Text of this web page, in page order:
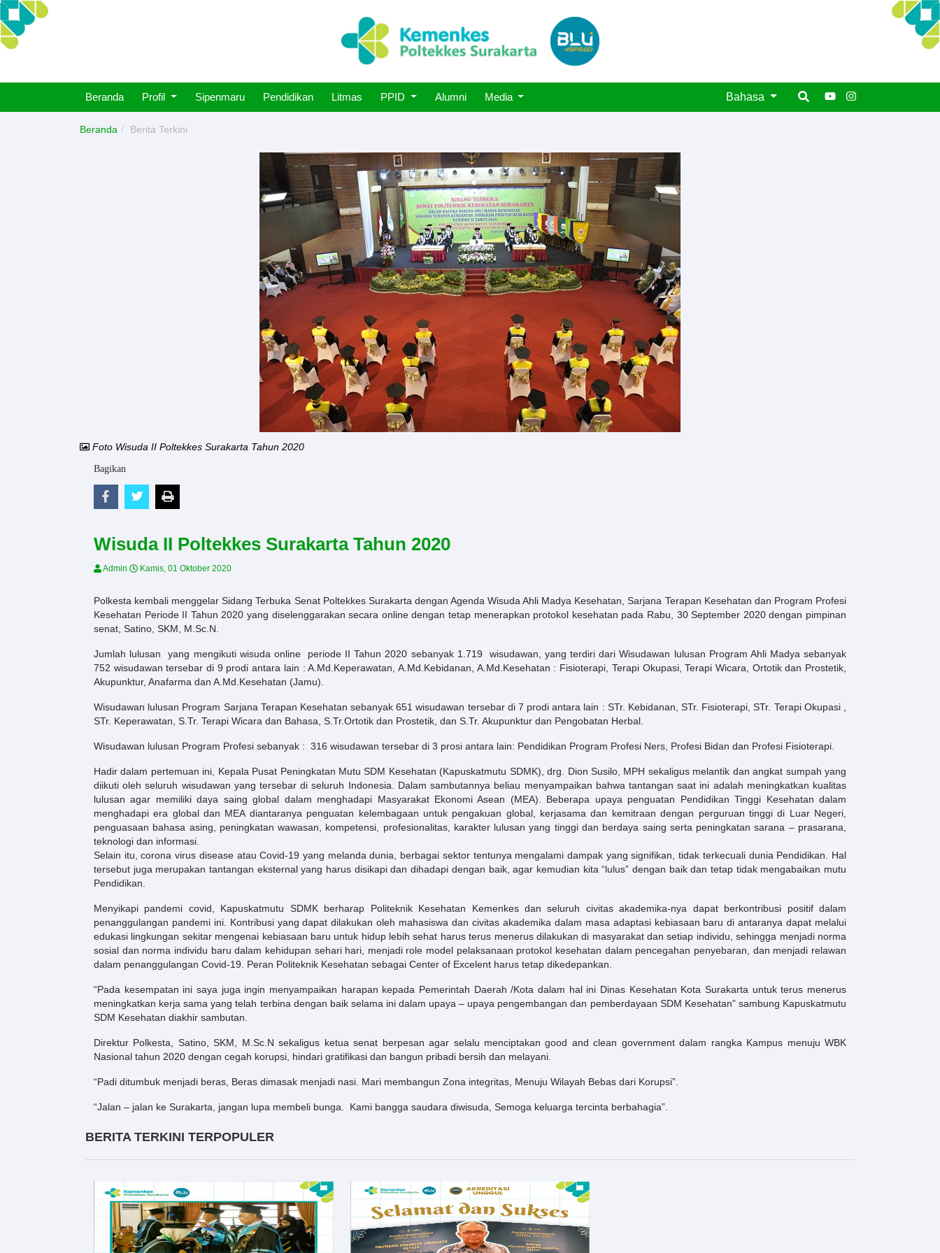
Beranda Profil Sipenmaru Pendidikan Litmas PPID Alumni Media Bahasa
Beranda Berita Terkini
Foto Wisuda II Poltekkes Surakarta Tahun 2020
Bagikan
Wisuda II Poltekkes Surakarta Tahun 2020
Admin Kamis, 01 Oktober 2020
Polkesta kembali menggelar Sidang Terbuka Senat Poltekkes Surakarta dengan Agenda Wisuda Ahli Madya Kesehatan, Sarjana Terapan Kesehatan dan Program Profesi
Kesehatan Periode II Tahun 2020 yang diselenggarakan secara online dengan tetap menerapkan protokol kesehatan pada Rabu, 30 September 2020 dengan pimpinan
senat, Satino, SKM, M.Sc.N.
Jumlah lulusan yang mengikuti wisuda online periode II Tahun 2020 sebanyak 1.719 wisudawan, yang terdiri dari Wisudawan lulusan Program Ahli Madya sebanyak
752 wisudawan tersebar di 9 prodi antara lain : A.Md.Keperawatan, A.Md.Kebidanan, A.Md.Kesehatan : Fisioterapi, Terapi Okupasi, Terapi Wicara, Ortotik dan Prostetik,
Akupunktur, Anafarma dan A.Md.Kesehatan (Jamu).
Wisudawan lulusan Program Sarjana Terapan Kesehatan sebanyak 651 wisudawan tersebar di 7 prodi antara lain : STr. Kebidanan, STr. Fisioterapi, STr. Terapi Okupasi ,
STr. Keperawatan, S.Tr. Terapi Wicara dan Bahasa, S.Tr.Ortotik dan Prostetik, dan S.Tr. Akupunktur dan Pengobatan Herbal.
Wisudawan lulusan Program Profesi sebanyak : 316 wisudawan tersebar di 3 prosi antara lain: Pendidikan Program Profesi Ners, Profesi Bidan dan Profesi Fisioterapi.
Hadir dalam pertemuan ini, Kepala Pusat Peningkatan Mutu SDM Kesehatan (Kapuskatmutu SDMK), drg. Dion Susilo, MPH sekaligus melantik dan angkat sumpah yang
diikuti oleh seluruh wisudawan yang tersebar di seluruh Indonesia. Dalam sambutannya beliau menyampaikan bahwa tantangan saat ini adalah meningkatkan kualitas
lulusan agar memiliki daya saing global dalam menghadapi Masyarakat Ekonomi Asean (MEA). Beberapa upaya penguatan Pendidikan Tinggi Kesehatan dalam
menghadapi era global dan MEA diantaranya penguatan kelembagaan untuk pengakuan global, kerjasama dan kemitraan dengan perguruan tinggi di Luar Negeri,
penguasaan bahasa asing, peningkatan wawasan, kompetensi, profesionalitas, karakter lulusan yang tinggi dan berdaya saing serta peningkatan sarana – prasarana,
teknologi dan informasi.
Selain itu, corona virus disease atau Covid-19 yang melanda dunia, berbagai sektor tentunya mengalami dampak yang signifikan, tidak terkecuali dunia Pendidikan. Hal
tersebut juga merupakan tantangan eksternal yang harus disikapi dan dihadapi dengan baik, agar kemudian kita “lulus” dengan baik dan tetap tidak mengabaikan mutu
Pendidikan.
Menyikapi pandemi covid, Kapuskatmutu SDMK berharap Politeknik Kesehatan Kemenkes dan seluruh civitas akademika-nya dapat berkontribusi positif dalam
penanggulangan pandemi ini. Kontribusi yang dapat dilakukan oleh mahasiswa dan civitas akademika dalam masa adaptasi kebiasaan baru di antaranya dapat melalui
edukasi lingkungan sekitar mengenai kebiasaan baru untuk hidup lebih sehat harus terus menerus dilakukan di masyarakat dan setiap individu, sehingga menjadi norma
sosial dan norma individu baru dalam kehidupan sehari hari, menjadi role model pelaksanaan protokol kesehatan dalam pencegahan penyebaran, dan menjadi relawan
dalam penanggulangan Covid-19. Peran Politeknik Kesehatan sebagai Center of Excelent harus tetap dikedepankan.
“Pada kesempatan ini saya juga ingin menyampaikan harapan kepada Pemerintah Daerah /Kota dalam hal ini Dinas Kesehatan Kota Surakarta untuk terus menerus
meningkatkan kerja sama yang telah terbina dengan baik selama ini dalam upaya – upaya pengembangan dan pemberdayaan SDM Kesehatan” sambung Kapuskatmutu
SDM Kesehatan diakhir sambutan.
Direktur Polkesta, Satino, SKM, M.Sc.N sekaligus ketua senat berpesan agar selalu menciptakan good and clean government dalam rangka Kampus menuju WBK
Nasional tahun 2020 dengan cegah korupsi, hindari gratifikasi dan bangun pribadi bersih dan melayani.
“Padi ditumbuk menjadi beras, Beras dimasak menjadi nasi. Mari membangun Zona integritas, Menuju Wilayah Bebas dari Korupsi”.
“Jalan – jalan ke Surakarta, jangan lupa membeli bunga. Kami bangga saudara diwisuda, Semoga keluarga tercinta berbahagia”.
BERITA TERKINI TERPOPULER